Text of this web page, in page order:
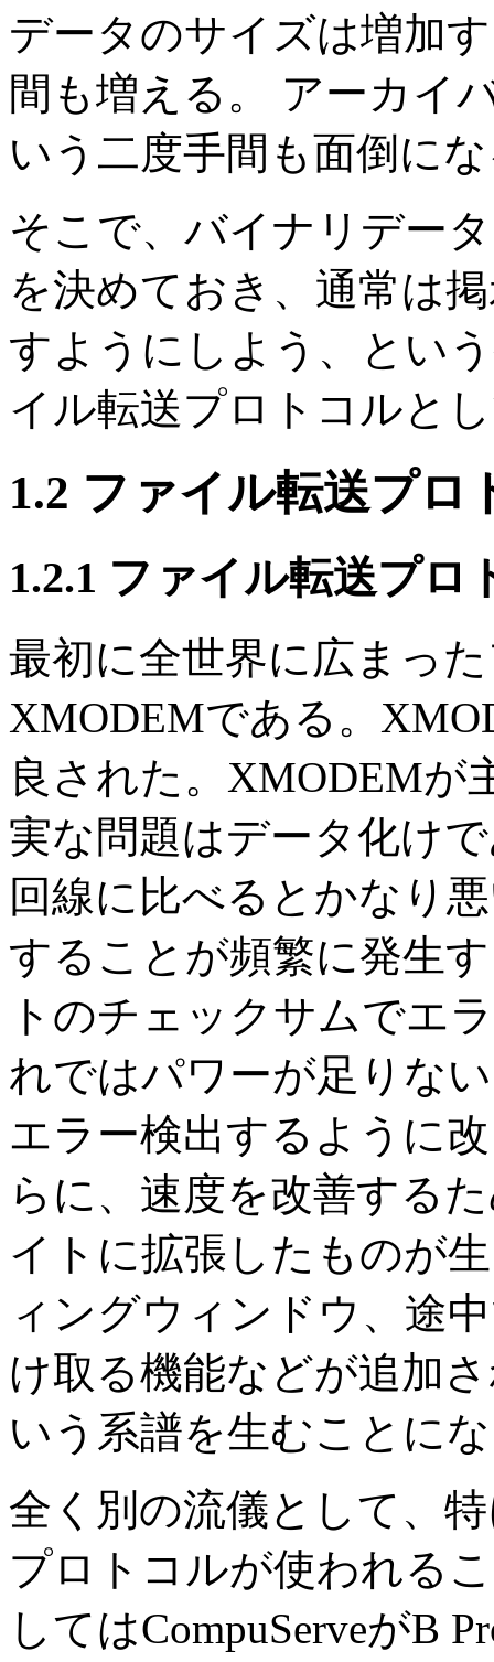
データのサイズは増加
間も増える。 アーカイ
いう二度手間も面倒に
そこで、バイナリデー
を決めておき、通常は
すようにしよう、とい
イル転送プロトコルと
1.2 ファイル転送プロ
1.2.1 ファイル転送プロ
最初に全世界に広まっ
XMODEMである。
良された。XMODEMが
実な問題はデータ化け
回線に比べるとかなり
することが頻繁に発生
トのチェックサムでエ
れではパワーが足りな
エラー検出するように
らに、速度を改善する
イトに拡張したものが
ィングウィンドウ、途
け取る機能などが追加
いう系譜を生むことに
全く別の流儀として、
プロトコルが使われる
してはCompuServeがB